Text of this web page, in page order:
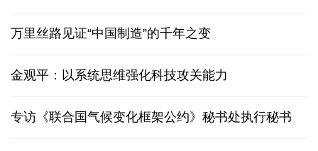
万里丝路见证“中国制造”的千年之变
金观平：以系统思维强化科技攻关能力
专访《联合国气候变化框架公约》秘书处执行秘书